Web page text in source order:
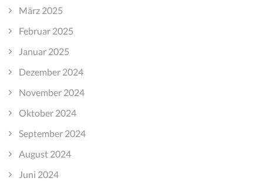
März 2025
Februar 2025
Januar 2025
Dezember 2024
November 2024
Oktober 2024
September 2024
August 2024
Juni 2024